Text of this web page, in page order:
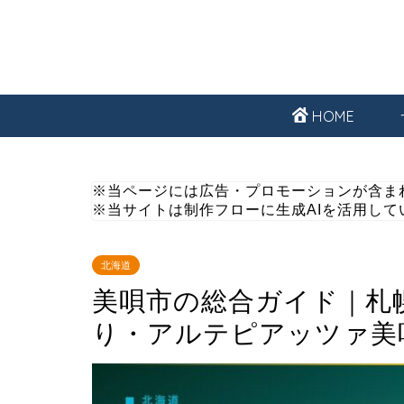
HOME
※当ページには広告・プロモーションが含ま
※当サイトは制作フローに生成AIを活用して
北海道
美唄市の総合ガイド｜
り・アルテピアッツァ